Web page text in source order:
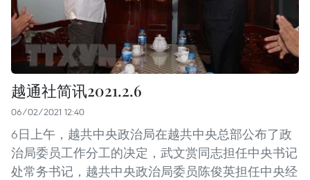
越通社简讯2021.2.6
06/02/2021 12:40
6日上午，越共中央政治局在越共中央总部公布了政
治局委员工作分工的决定，武文赏同志担任中央书记
处常务书记，越共中央政治局委员陈俊英担任中央经